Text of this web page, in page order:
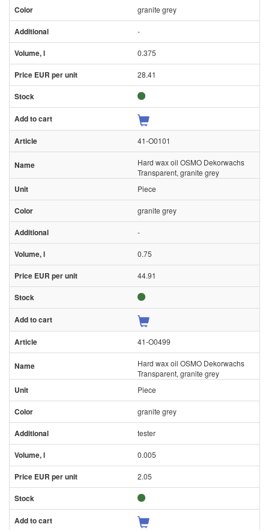
granite grey
-
0.375
28.41
41-O0101
Hard wax oil OSMO Dekorwachs
Transparent, granite grey
Piece
granite grey
-
0.75
44.91
41-O0499
Hard wax oil OSMO Dekorwachs
Transparent, granite grey
Piece
granite grey
tester
0.005
2.05